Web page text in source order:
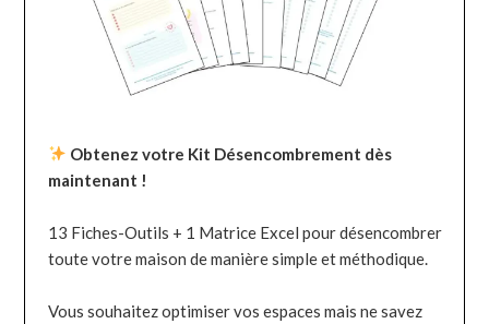
Obtenez votre Kit Désencombrement dès
maintenant !
13 Fiches-Outils + 1 Matrice Excel pour désencombrer
toute votre maison de manière simple et méthodique.
Vous souhaitez optimiser vos espaces mais ne savez